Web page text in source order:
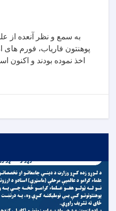
به سمع و نظر آنعده از
پوهنتون فاریاب، فورم های
اخذ نموده بودند و